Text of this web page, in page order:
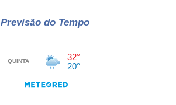
Previsão do Tempo